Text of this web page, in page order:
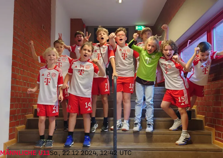
MÄNNLICHE U11So., 22.12.2024, 12:42 UTC